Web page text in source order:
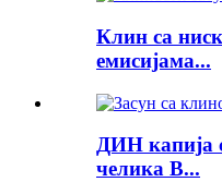
Клин са
емисијама...
ДИН капија
челика В...